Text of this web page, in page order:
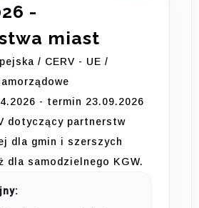
-
miast
/ CERV - UE /
- termin 23.09.2026
dotyczący partnerstw
dla gmin i szerszych
dla samodzielnego KGW.